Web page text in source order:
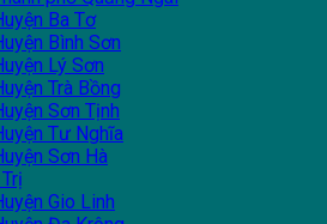
Ba Tơ
Bình Sơn
Lý Sơn
Trà Bồng
Sơn Tịnh
Tư Nghĩa
Sơn Hà
Gio Linh